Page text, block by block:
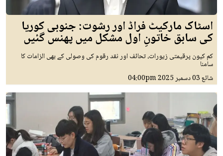
اسٹاک مارکیٹ فراڈ اور رشوت: جنوبی کوریا
کی سابق خاتونِ اول مشکل میں پھنس گئیں
کم کیون پرقیمتی زیورات، تحائف اور نقد رقوم کی وصولی کے بھی الزامات کا
سامنا
شائع03 دسمبر 2025 04:00pm